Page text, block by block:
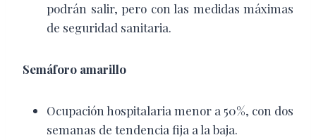
podrán salir, pero con las medidas máximas
de seguridad sanitaria.
Semáforo amarillo
Ocupación hospitalaria menor a 50%, con dos
semanas de tendencia fija a la baja.